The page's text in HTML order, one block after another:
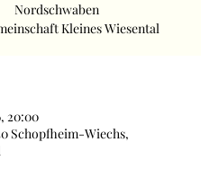
Nordschwaben
Kleines Wiesental
20:00
Schopfheim-Wiechs,